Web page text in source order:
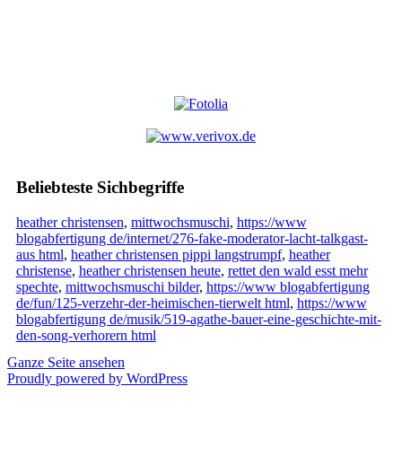
Beliebteste Sichbegriffe
heather christensen, mittwochsmuschi, https://www
blogabfertigung de/internet/276-fake-moderator-lacht-talkgast-
aus html, heather christensen pippi langstrumpf, heather
christense, heather christensen heute, rettet den wald esst mehr
spechte, mittwochsmuschi bilder, https://www blogabfertigung
de/fun/125-verzehr-der-heimischen-tierwelt html, https://www
blogabfertigung de/musik/519-agathe-bauer-eine-geschichte-mit-
den-song-verhorern html
Ganze Seite ansehen
Proudly powered by WordPress